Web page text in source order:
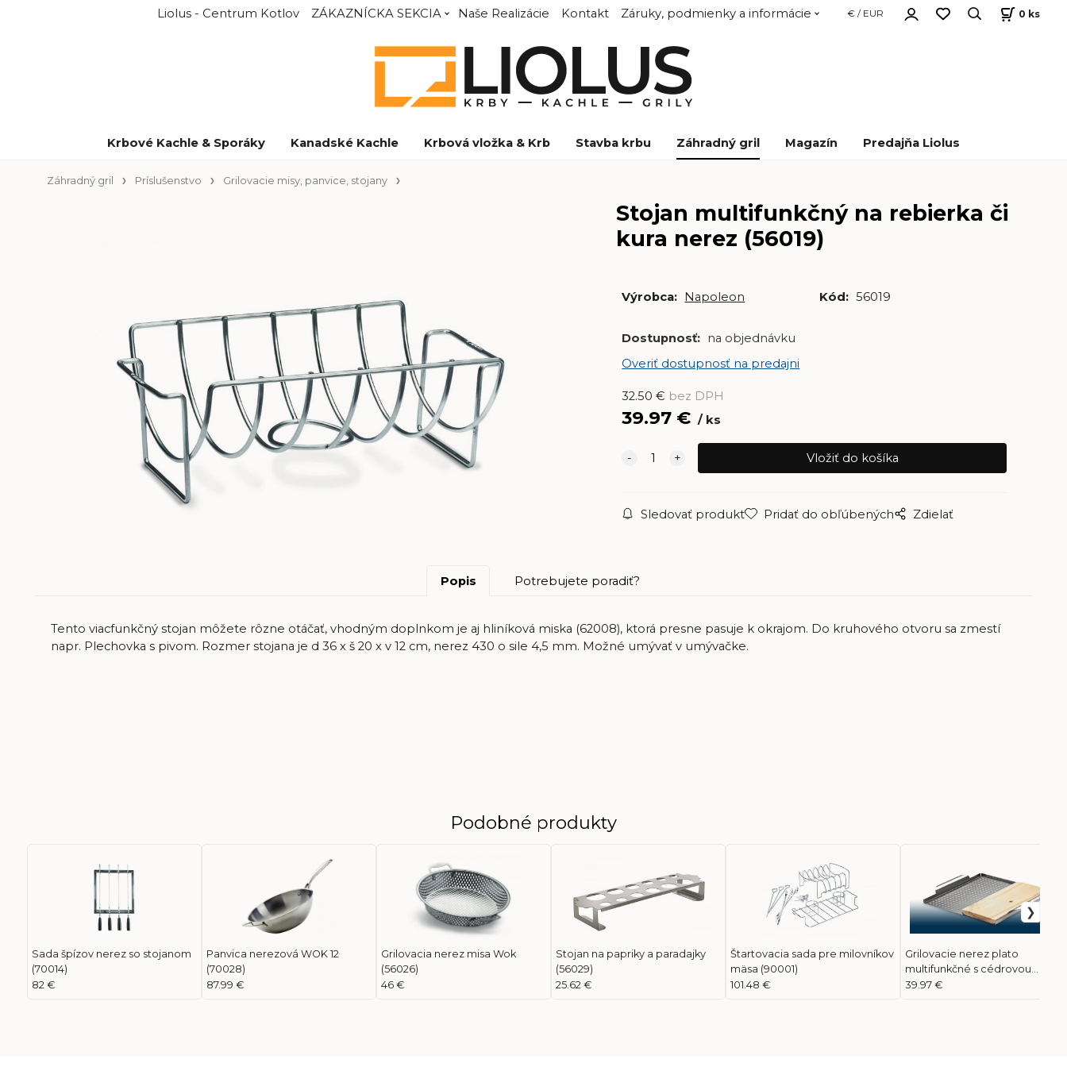
Liolus - Centrum Kotlov ZÁKAZNÍCKA SEKCIA Naše Realizácie Kontakt Záruky, podmienky a informácie € / EUR 0 ks
Krbové Kachle & Sporáky Kanadské Kachle Krbová vložka & Krb Stavba krbu Záhradný gril Magazín Predajňa Liolus
Záhradný gril Príslušenstvo Grilovacie misy, panvice, stojany
Stojan multifunkčný na rebierka či
kura nerez (56019)
Výrobca: Napoleon Kód: 56019
Dostupnosť: na objednávku
Overiť dostupnosť na predajni
32.50 € bez DPH
39.97 € ks
Sledovať produkt Pridať do obľúbených Zdielať
Popis Potrebujete poradiť?
Tento viacfunkčný stojan môžete rôzne otáčať, vhodným doplnkom je aj hliníková miska (62008), ktorá presne pasuje k okrajom. Do kruhového otvoru sa zmestí
napr. Plechovka s pivom. Rozmer stojana je d 36 x š 20 x v 12 cm, nerez 430 o sile 4,5 mm. Možné umývať v umývačke.
Podobné produkty
Sada špízov nerez so stojanom
(70014)
82 €
Panvica nerezová WOK 12
(70028)
87.99 €
Grilovacia nerez misa Wok
(56026)
46 €
Stojan na papriky a paradajky
(56029)
25.62 €
Štartovacia sada pre milovníkov
mäsa (90001)
101.48 €
Grilovacie nerez plato
multifunkčné s cédrovou
doskou (70027)
39.97 €